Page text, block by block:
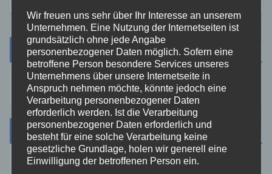
Suche
Kategorien
Aktuelles
Wir freuen uns sehr über Ihr Interesse an unserem
Unternehmen. Eine Nutzung der Internetseiten ist
grundsätzlich ohne jede Angabe
personenbezogener Daten möglich. Sofern eine
betroffene Person besondere Services unseres
Unternehmens über unsere Internetseite in
Anspruch nehmen möchte, könnte jedoch eine
Verarbeitung personenbezogener Daten
erforderlich werden. Ist die Verarbeitung
personenbezogener Daten erforderlich und
besteht für eine solche Verarbeitung keine
gesetzliche Grundlage, holen wir generell eine
Einwilligung der betroffenen Person ein.